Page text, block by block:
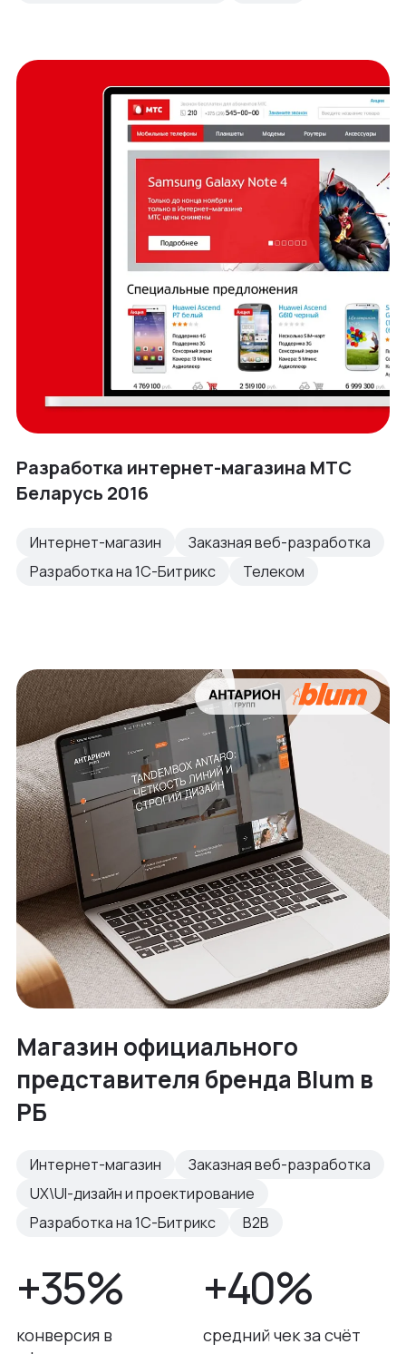
Разработка интернет-магазина МТС
Беларусь 2016
Интернет-магазин
Заказная веб-разработка
Разработка на 1С-Битрикс
Телеком
Магазин официального
представителя бренда Blum в
РБ
Интернет-магазин
Заказная веб-разработка
UX\UI-дизайн и проектирование
Разработка на 1С-Битрикс
B2B
+35%
конверсия в
+40%
средний чек за счёт